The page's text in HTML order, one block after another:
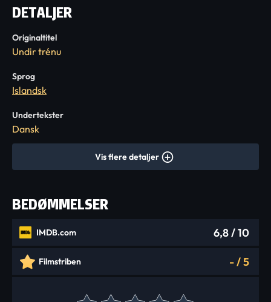
DETALJER
Originaltitel
Undir trénu
Sprog
Islandsk
Undertekster
Dansk
Vis flere detaljer
BEDØMMELSER
IMDB.com 6,8/ 10
Filmstriben -/5